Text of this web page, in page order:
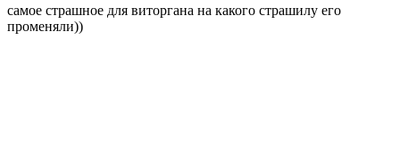
самое страшное для виторгана на какого страшилу его
променяли))